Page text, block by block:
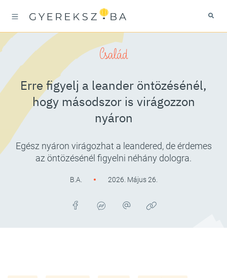
Család
Erre figyelj a leander öntözésénél,
hogy másodszor is virágozzon
nyáron
Egész nyáron virágozhat a leandered, de érdemes
az öntözésénél figyelni néhány dologra.
B.A. 2026. Május 26.